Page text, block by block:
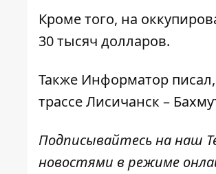
Кроме того, на
30 тысяч долларов.
Также Информатор
трассе Лисичанск –
Подписывайтесь на наш
новостями в режиме